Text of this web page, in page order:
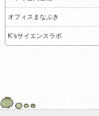
オフィスまなぶき
K’sサイエンスラボ